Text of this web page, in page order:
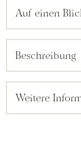
Auf einen
Beschreibung
Weitere